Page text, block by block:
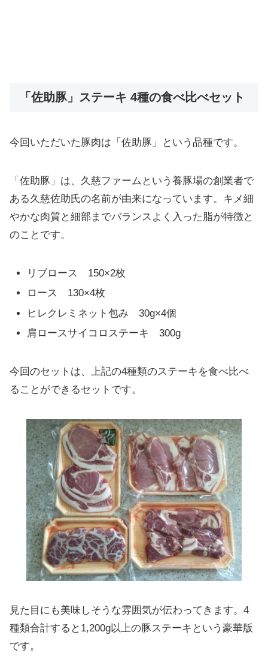
「佐助豚」ステーキ 4種の食べ比べセット
今回いただいた豚肉は「佐助豚」という品種です。
「佐助豚」は、久慈ファームという養豚場の創業者で
ある久慈佐助氏の名前が由来になっています。キメ細
やかな肉質と細部までバランスよく入った脂が特徴と
のことです。
リブロース 150×2枚
ロース 130×4枚
ヒレクレミネット包み 30g×4個
肩ロースサイコロステーキ 300g
今回のセットは、上記の4種類のステーキを食べ比べ
ることができるセットです。
見た目にも美味しそうな雰囲気が伝わってきます。4
種類合計すると1,200g以上の豚ステーキという豪華版
です。